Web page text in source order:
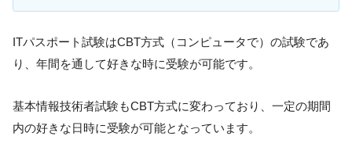
ITパスポート試験はCBT方式（コンピュータで）の試験であ
り、年間を通して好きな時に受験が可能です。
基本情報技術者試験もCBT方式に変わっており、一定の期間
内の好きな日時に受験が可能となっています。